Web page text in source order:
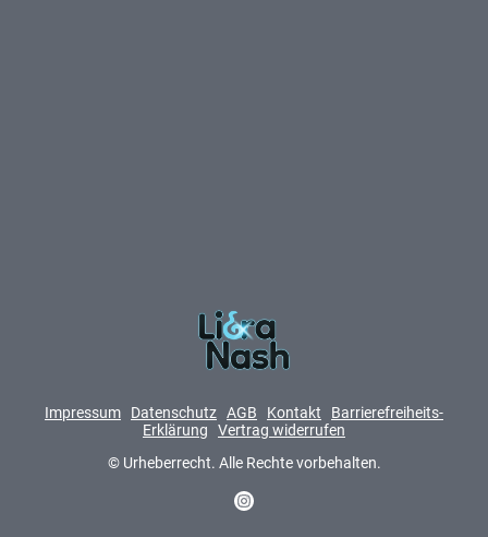
Impressum Datenschutz AGB Kontakt
Barrierefreiheits-
Erklärung
Vertrag widerrufen
© Urheberrecht. Alle Rechte vorbehalten.